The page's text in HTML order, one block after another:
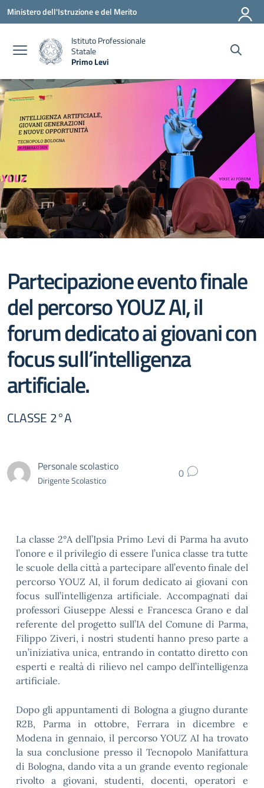
Vai ai contenuti
Vai al menu di navigazione
Vai al footer
Ministero dell'Istruzione e del Merito
Istituto Professionale
Statale
Primo Levi
Partecipazione evento finale
del percorso YOUZ AI, il
forum dedicato ai giovani con
focus sull’intelligenza
artificiale.
CLASSE 2°A
Personale scolastico
Dirigente Scolastico 0
La classe 2°A dell’Ipsia Primo Levi di Parma ha avuto
l’onore e il privilegio di essere l’unica classe tra tutte
le scuole della città a partecipare all’evento finale del
percorso YOUZ AI, il forum dedicato ai giovani con
focus sull’intelligenza artificiale. Accompagnati dai
professori Giuseppe Alessi e Francesca Grano e dal
referente del progetto sull’IA del Comune di Parma,
Filippo Ziveri, i nostri studenti hanno preso parte a
un’iniziativa unica, entrando in contatto diretto con
esperti e realtà di rilievo nel campo dell’intelligenza
artificiale.
Dopo gli appuntamenti di Bologna a giugno durante
R2B, Parma in ottobre, Ferrara in dicembre e
Modena in gennaio, il percorso YOUZ AI ha trovato
la sua conclusione presso il Tecnopolo Manifattura
di Bologna, dando vita a un grande evento regionale
rivolto a giovani, studenti, docenti, operatori e